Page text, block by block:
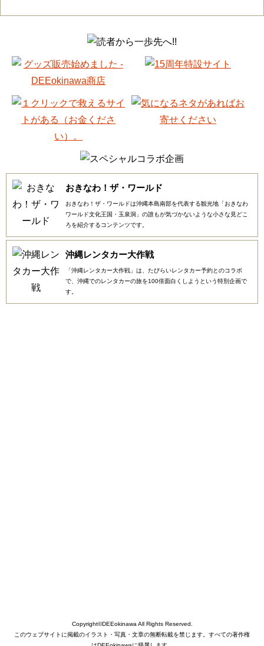
おきなわ！ザ・ワールド
おきなわ！ザ・ワールドは沖縄本島南部を代表する観光地「おきなわ
ワールド文化王国・玉泉洞」の誰もが気づかないような小さな見どこ
ろを紹介するコンテンツです。
沖縄レンタカー大作戦
「沖縄レンタカー大作戦」は、たびらいレンタカー予約とのコラボ
で、沖縄でのレンタカーの旅を100倍面白くしようという特別企画で
す。
Copyright©DEEokinawa All Rights Reserved.
このウェブサイトに掲載のイラスト・写真・文章の無断転載を禁じます。すべての著作権